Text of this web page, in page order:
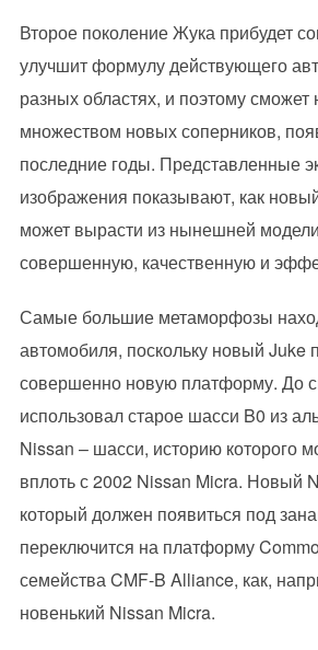
Второе поколение Жука прибудет
улучшит формулу действующего
разных областях, и поэтому сможет
множеством новых соперников,
последние годы. Представленные
изображения показывают, как
может вырасти из нынешней
совершенную, качественную и
Самые большие метаморфозы
автомобиля, поскольку новый Juke
совершенно новую платформу. До
использовал старое шасси B0 из
Nissan – шасси, историю которого
вплоть с 2002 Nissan Micra. Новый
который должен появиться под
переключится на платформу
семейства CMF-B Alliance, как,
новенький Nissan Micra.